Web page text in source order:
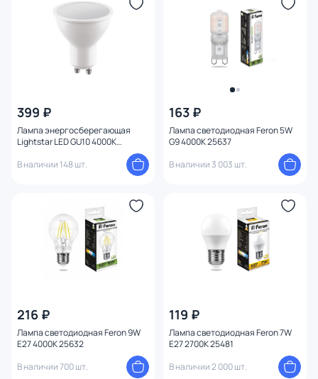
399 ₽
Лампа энергосберегающая
Lightstar LED GU10 4000K
В наличии 148 шт.
163 ₽
Лампа светодиодная Feron 5W
G9 4000K 25637
В наличии 3 003 шт.
216 ₽
Лампа светодиодная Feron 9W
E27 4000K 25632
В наличии 700 шт.
119 ₽
Лампа светодиодная Feron 7W
E27 2700K 25481
В наличии 2 000 шт.